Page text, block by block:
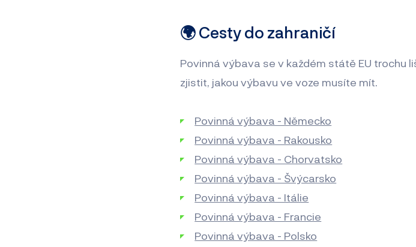
🌍 Cesty do zahraničí
Povinná výbava se v každém státě EU trochu
zjistit, jakou výbavu ve voze musíte mít.
Povinná výbava - Německo
Povinná výbava - Rakousko
Povinná výbava - Chorvatsko
Povinná výbava - Švýcarsko
Povinná výbava - Itálie
Povinná výbava - Francie
Povinná výbava - Polsko